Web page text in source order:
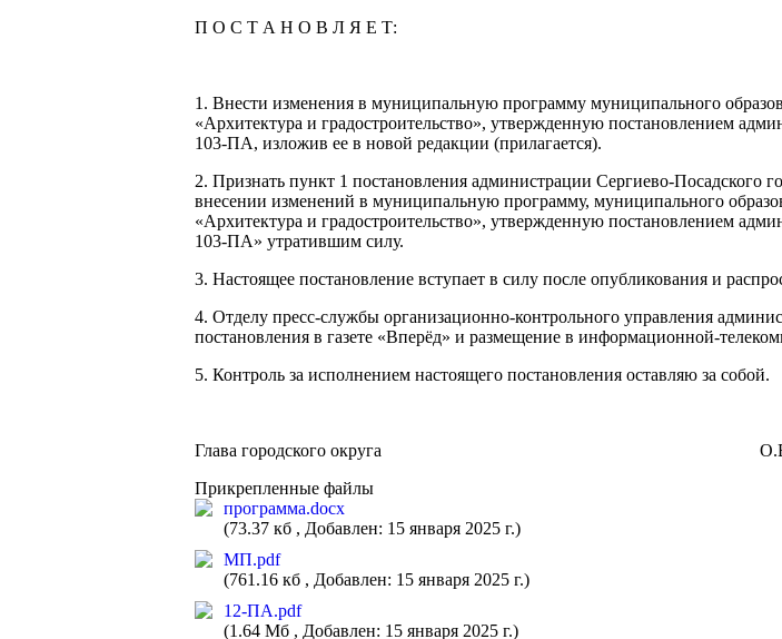
П О С Т А Н О В Л Я Е Т:
1. Внести изменения в муниципальную программу муниципального
«Архитектура и градостроительство», утвержденную постановлением
103-ПА, изложив ее в новой редакции (прилагается).
2. Признать пункт 1 постановления администрации Сергиево-Посадского
внесении изменений в муниципальную программу, муниципального
«Архитектура и градостроительство», утвержденную постановлением
103-ПА» утратившим силу.
3. Настоящее постановление вступает в силу после опубликования и
4. Отделу пресс-службы организационно-контрольного управления
постановления в газете «Вперёд» и размещение в информационной-
5. Контроль за исполнением настоящего постановления оставляю за собой.
Глава городского округа О.В.
Прикрепленные файлы
программа.docx
(73.37 кб , Добавлен: 15 января 2025 г.)
МП.pdf
(761.16 кб , Добавлен: 15 января 2025 г.)
12-ПА.pdf
(1.64 Мб , Добавлен: 15 января 2025 г.)